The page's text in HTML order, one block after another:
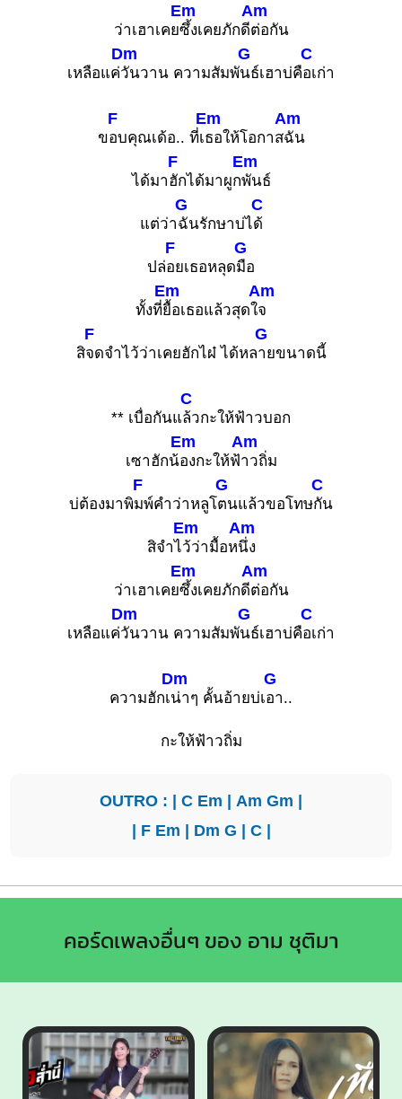
ว่าเฮาเคย
Em
ซึ้งเคยภักดี
Am
ต่อกัน
เหลือแค่
Dm
วันวาน ความสัมพั
G
นธ์เฮาบ่คื
C
อเก่า
ข
F
อบคุณเด้อ.. ที่เ
Em
ธอให้โอกาส
Am
ฉัน
ได้มา
F
ฮักได้มาผูก
Em
พันธ์
แต่ว่า
G
ฉันรักษาบ่ไ
C
ด้
ปล่
F
อยเธอหลุด
G
มือ
ทั้งที่
Em
ยื้อเธอแล้วสุดใ
Am
จ
สิ
F
จดจำไว้ว่าเคยฮักไผ๋ ได้หล
G
ายขนาดนี้
** เบื่อกันแ
C
ล้วกะให้ฟ้าวบอก
เซาฮักน้
Em
องกะให้ฟ้
Am
าวถิ่ม
บ่ต้องมาพิ
F
มพ์คำว่าหลูโ
G
ตนแล้วขอโทษ
C
กัน
สิจำไ
Em
ว้ว่ามื้อห
Am
นึ่ง
ว่าเฮาเคย
Em
ซึ้งเคยภักดี
Am
ต่อกัน
เหลือแค่
Dm
วันวาน ความสัมพั
G
นธ์เฮาบ่คื
C
อเก่า
ความฮักเ
Dm
น่าๆ คั้นอ้ายบ่เ
G
อา..
กะให้ฟ้าวถิ่ม
OUTRO : | C Em | Am Gm |
| F Em | Dm G | C|
คอร์ดเพลงอื่นๆ ของ อาม ชุติมา